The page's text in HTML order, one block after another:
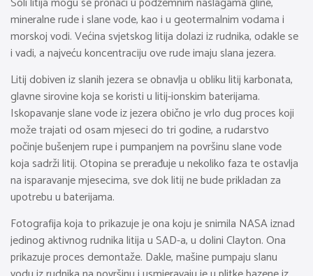
mineralne rude i slane vode, kao i u geotermalnim vodama i
morskoj vodi. Većina svjetskog litija dolazi iz rudnika, odakle se
i vadi, a najveću koncentraciju ove rude imaju slana jezera.
Litij dobiven iz slanih jezera se obnavlja u obliku litij karbonata,
glavne sirovine koja se koristi u litij-ionskim baterijama.
Iskopavanje slane vode iz jezera obično je vrlo dug proces koji
može trajati od osam mjeseci do tri godine, a rudarstvo
počinje bušenjem rupe i pumpanjem na površinu slane vode
koja sadrži litij. Otopina se prerađuje u nekoliko faza te ostavlja
na isparavanje mjesecima, sve dok litij ne bude prikladan za
upotrebu u baterijama.
Fotografija koja to prikazuje je ona koju je snimila NASA iznad
jedinog aktivnog rudnika litija u SAD-a, u dolini Clayton. Ona
prikazuje proces demontaže. Dakle, mašine pumpaju slanu